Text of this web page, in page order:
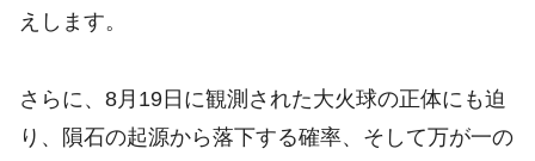
えします。
さらに、8月19日に観測された大火球の正体にも迫
り、隕石の起源から落下する確率、そして万が一の